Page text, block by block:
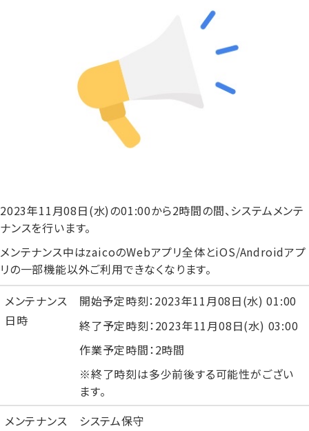
2023年11月08日(水)の01:00から2時間の間、システムメンテ
ナンスを行います。
メンテナンス中はzaicoのWebアプリ全体とiOS/Androidアプ
リの一部機能以外ご利用できなくなります。
メンテナンス
日時
開始予定時刻：2023年11月08日(水) 01:00
終了予定時刻：2023年11月08日(水) 03:00
作業予定時間：2時間
※終了時刻は多少前後する可能性がござい
ます。
メンテナンス
システム保守